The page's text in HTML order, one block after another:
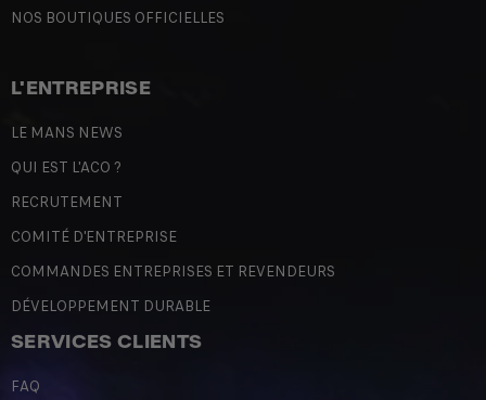
NOS BOUTIQUES OFFICIELLES
L'ENTREPRISE
LE MANS NEWS
QUI EST L'ACO ?
RECRUTEMENT
COMITÉ D'ENTREPRISE
COMMANDES ENTREPRISES ET REVENDEURS
DÉVELOPPEMENT DURABLE
SERVICES CLIENTS
FAQ